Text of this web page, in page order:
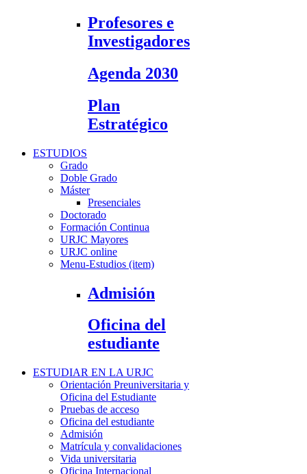
Profesores e
Investigadores
Agenda 2030
Plan
Estratégico
ESTUDIOS
Grado
Doble Grado
Máster
Presenciales
Doctorado
Formación Continua
URJC Mayores
URJC online
Menu-Estudios (item)
Admisión
Oficina del
estudiante
ESTUDIAR EN LA URJC
Orientación Preuniversitaria y
Oficina del Estudiante
Pruebas de acceso
Oficina del estudiante
Admisión
Matrícula y convalidaciones
Vida universitaria
Oficina Internacional